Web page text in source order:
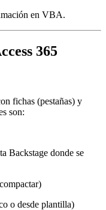
en VBA.
365
fichas (pestañas) y
son:
Backstage donde se
o desde plantilla)